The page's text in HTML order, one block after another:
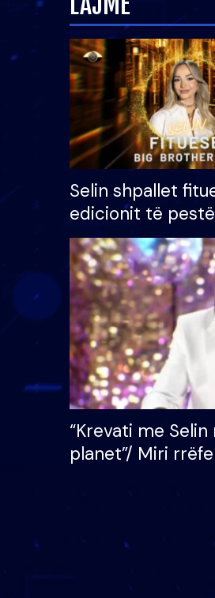
Selin shpallet
edicionit të
Brother VIP,
çmimin e madh
mijë eurosh
“Krevati me
planet”/ Miri
mungojë zilja e